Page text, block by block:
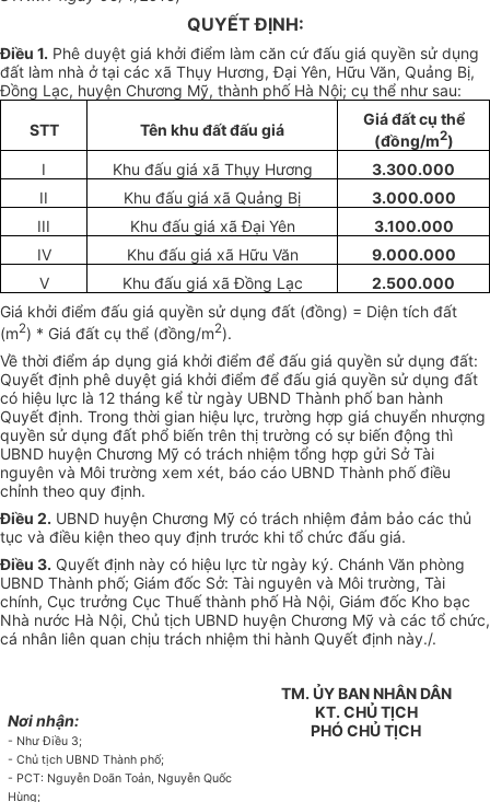
QUYẾT ĐỊNH:
Điều 1. Phê duyệt giá khởi điểm làm căn cứ đấu giá quyền sử dụng
đất làm nhà ở tại các xã Thụy Hương, Đại Yên, Hữu Văn, Quảng Bị,
Đồng Lạc, huyện Chương Mỹ, thành phố Hà Nội; cụ thể như sau:
STT Tên khu đất đấu giá
Giá đất cụ thể
(đồng/m2)
I
Khu đấu giá xã Thụy Hương
3.300.000
II
Khu đấu giá xã Quảng Bị
3.000.000
III
Khu đấu giá xã Đại Yên
3.100.000
IV
Khu đấu giá xã Hữu Văn
9.000.000
V
Khu đấu giá xã Đồng Lạc
2.500.000
Giá khởi điểm đấu giá quyền sử dụng đất (đồng) = Diện tích đất
(m2) * Giá đất cụ thể (đồng/m2).
Về thời điểm áp dụng giá khởi điểm để đấu giá quyền sử dụng đất:
Quyết định phê duyệt giá khởi điểm để đấu giá quyền sử dụng đất
có hiệu lực là 12 tháng kể từ ngày UBND Thành phố ban hành
Quyết định. Trong thời gian hiệu lực, trường hợp giá chuyển nhượng
quyền sử dụng đất phổ biến trên thị trường có sự biến động thì
UBND huyện Chương Mỹ có trách nhiệm tổng hợp gửi Sở Tài
nguyên và Môi trường xem xét, báo cáo UBND Thành phố điều
chỉnh theo quy định.
Điều 2. UBND huyện Chương Mỹ có trách nhiệm đảm bảo các thủ
tục và điều kiện theo quy định trước khi tổ chức đấu giá.
Điều 3. Quyết định này có hiệu lực từ ngày ký. Chánh Văn phòng
UBND Thành phố; Giám đốc Sở: Tài nguyên và Môi trường, Tài
chính, Cục trưởng Cục Thuế thành phố Hà Nội, Giám đốc Kho bạc
Nhà nước Hà Nội, Chủ tịch UBND huyện Chương Mỹ và các tổ chức,
cá nhân liên quan chịu trách nhiệm thi hành Quyết định này./.
Nơi nhận:
- Như Điều 3;
- Chủ tịch UBND Thành phố;
- PCT: Nguyễn Doãn Toản, Nguyễn Quốc
Hùng;
TM. ỦY BAN NHÂN DÂN
KT. CHỦ TỊCH
PHÓ CHỦ TỊCH